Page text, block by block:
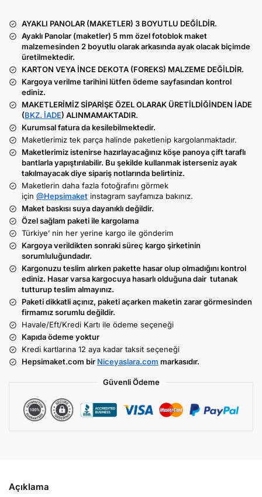
AYAKLI PANOLAR (MAKETLER) 3 BOYUTLU DEĞİLDİR.
Ayaklı Panolar (maketler) 5 mm özel fotoblok maket
malzemesinden 2 boyutlu olarak arkasında ayak olacak biçimde
üretilmektedir.
KARTON VEYA İNCE DEKOTA (FOREKS) MALZEME DEĞİLDİR.
Kargoya verilme tarihini lütfen ödeme sayfasından kontrol
ediniz.
MAKETLERİMİZ SİPARİŞE ÖZEL OLARAK ÜRETİLDİĞİNDEN İADE
(BKZ. İADE) ALINMAMAKTADIR.
Kurumsal fatura da kesilebilmektedir.
Maketlerimiz tek parça halinde paketlenip kargolanmaktadır.
Maketlerimiz istenirse hazırlayacağınız köşe panoya çift taraflı
bantlarla yapıştırılabilir. Bu şekilde kullanmak isterseniz ayak
takılmayacak diye sipariş notlarında belirtiniz.
Maketlerin daha fazla fotoğrafını görmek
için @Hepsimaket instagram sayfamıza bakınız.
Maket baskısı suya dayanıklı değildir.
Özel sağlam paketi ile kargolama
Türkiye’ nin her yerine kargo ile gönderim
Kargoya verildikten sonraki süreç kargo şirketinin
sorumluluğundadır.
Kargonuzu teslim alırken pakette hasar olup olmadığını kontrol
ediniz. Hasar varsa kargocuya hasarlı olduğuna dair tutanak
tutturup teslim almayınız.
Paketi dikkatli açınız, paketi açarken maketin zarar görmesinden
firmamız sorumlu değildir.
Havale/Eft/Kredi Kartı ile ödeme seçeneği
Kapıda ödeme yoktur
Kredi kartlarına 12 aya kadar taksit seçeneği
Hepsimaket.com bir Niceyaslara.com markasıdır.
Güvenli Ödeme
Açıklama